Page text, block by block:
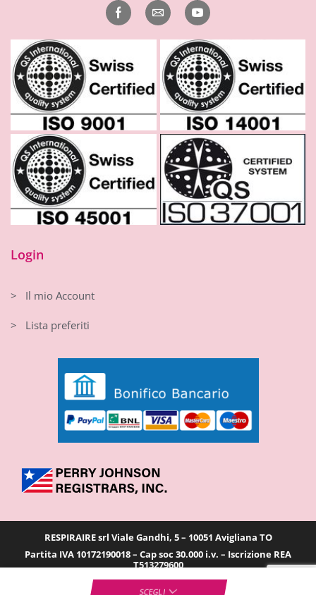
Login
> Il mio Account
> Lista preferiti
RESPIRAIRE srl Viale Gandhi, 5 – 10051 Avigliana TO
Partita IVA 10172190018 – Cap soc 30.000 i.v. – Iscrizione REA
T513279600
SCEGLI